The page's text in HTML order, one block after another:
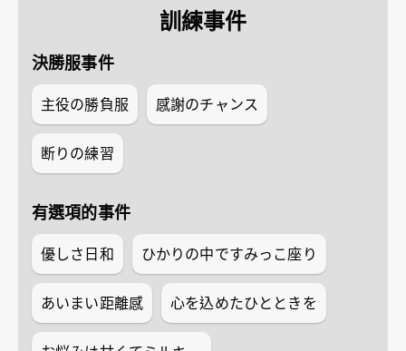
訓練事件
決勝服事件
主役の勝負服 感謝のチャンス
断りの練習
有選項的事件
優しさ日和 ひかりの中ですみっこ座り
あいまい距離感 心を込めたひとときを